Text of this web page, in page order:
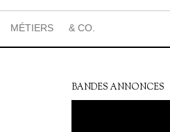
MÉTIERS & CO.
BANDES ANNONCES